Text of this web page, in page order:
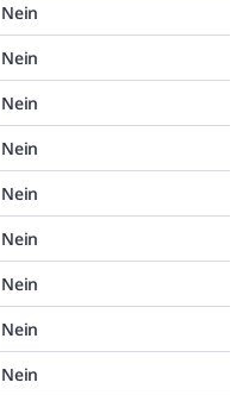
Nein
Nein
Nein
Nein
Nein
Nein
Nein
Nein
Nein